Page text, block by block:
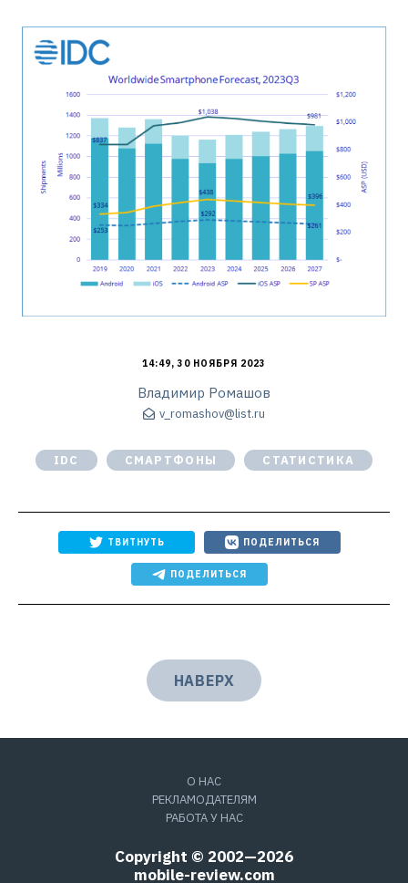
14:49, 30 НОЯБРЯ 2023
Владимир Ромашов
v_romashov@list.ru
IDC СМАРТФОНЫ СТАТИСТИКА
ТВИТНУТЬ ПОДЕЛИТЬСЯ
ПОДЕЛИТЬСЯ
НАВЕРХ
О НАС
РЕКЛАМОДАТЕЛЯМ
РАБОТА У НАС
Copyright © 2002—2026
mobile-review.com